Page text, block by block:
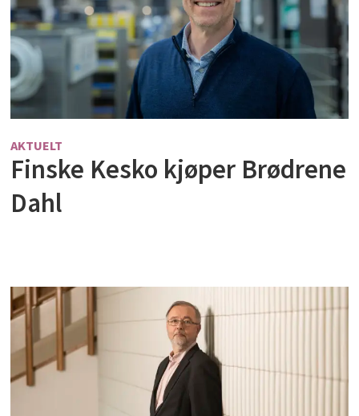
AKTUELT
Finske Kesko kjøper Brødrene
Dahl